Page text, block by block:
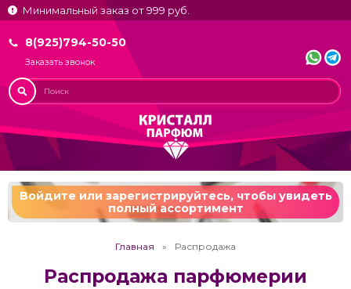
Минимальный заказ от 999 руб.
8(925)794-50-50
Заказать звонок
Войдите или зарегистрируйтесь,чтобы увидеть
полный ассортимент
Главная Распродажа
Распродажа парфюмерии